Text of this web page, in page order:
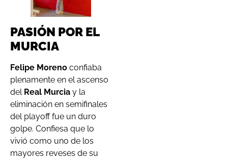
PASIÓN POR EL
MURCIA
Felipe Moreno confiaba
plenamente en el ascenso
del Real Murcia y la
eliminación en semifinales
del playoff fue un duro
golpe. Confiesa que lo
vivió como uno de los
mayores reveses de su